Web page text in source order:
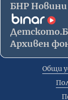
БНР Новини
Архивен
Общи